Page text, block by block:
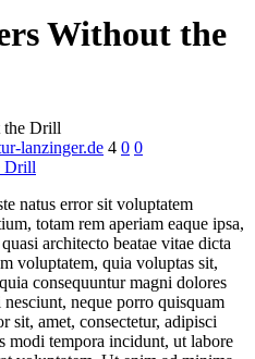
Without the
the Drill
lanzinger.de 4 0 0
natus error sit voluptatem
totam rem aperiam eaque ipsa,
architecto beatae vitae dicta
voluptatem, quia voluptas sit,
consequuntur magni dolores
neque porro quisquam
sit, amet, consectetur, adipisci
modi tempora incidunt, ut labore